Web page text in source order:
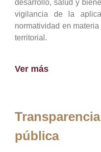
desarrollo, salud y
vigilancia de la
normatividad en
territorial.
Ver más
pública